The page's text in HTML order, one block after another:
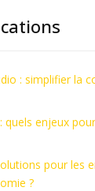
: simplifier la
enjeux
pour les
?